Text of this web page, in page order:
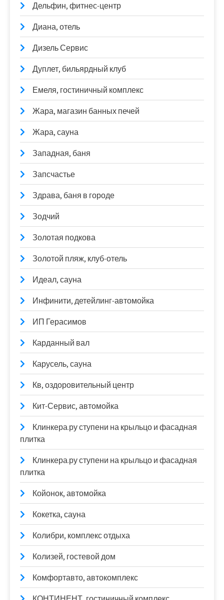
Дельфин, фитнес-центр
Диана, отель
Дизель Сервис
Дуплет, бильярдный клуб
Емеля, гостиничный комплекс
Жара, магазин банных печей
Жара, сауна
Западная, баня
Запсчастье
Здрава, баня в городе
Зодчий
Золотая подкова
Золотой пляж, клуб-отель
Идеал, сауна
Инфинити, детейлинг-автомойка
ИП Герасимов
Карданный вал
Карусель, сауна
Кв, оздоровительный центр
Кит-Сервис, автомойка
Клинкера.ру ступени на крыльцо и фасадная
плитка
Клинкера.ру ступени на крыльцо и фасадная
плитка
Койонок, автомойка
Кокетка, сауна
Колибри, комплекс отдыха
Колизей, гостевой дом
Комфортавто, автокомплекс